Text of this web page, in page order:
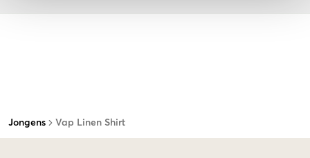
Jongens Vap Linen Shirt